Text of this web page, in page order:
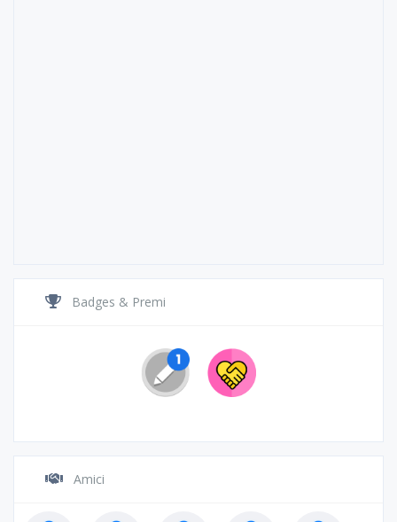
Badges & Premi
Amici